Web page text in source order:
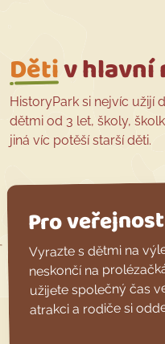
Dětiv hlavní
HistoryPark si nejvíc užijí
dětmi od 3 let, školy,
jiná víc potěší starší děti.
Pro veřejnost
Vyrazte s dětmi na
neskončí na
užijete společný čas
atrakci a rodiče si